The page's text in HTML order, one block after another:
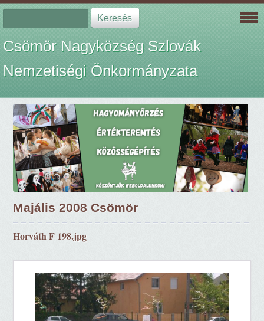
Csömör Nagyközség Szlovák
Nemzetiségi Önkormányzata
Majális 2008 Csömör
Horváth F 198.jpg